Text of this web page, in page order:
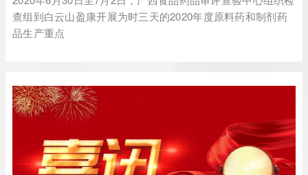
查组到白云山盈康开展为时三天的2020年度原料药和制剂药
品生产重点